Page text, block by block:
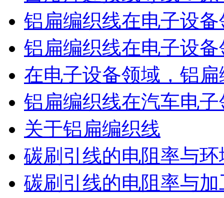
铝扁编织线在电子设
铝扁编织线在电子设
在电子设备领域，铝
铝扁编织线在汽车电
关于铝扁编织线
碳刷引线的电阻率与
碳刷引线的电阻率与